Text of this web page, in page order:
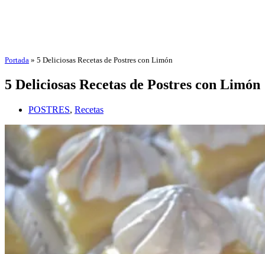
Portada » 5 Deliciosas Recetas de Postres con Limón
5 Deliciosas Recetas de Postres con Limón
POSTRES, Recetas